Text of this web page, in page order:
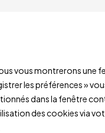
vous montrerons une
les préférences »
dans la fenêtre
des cookies via